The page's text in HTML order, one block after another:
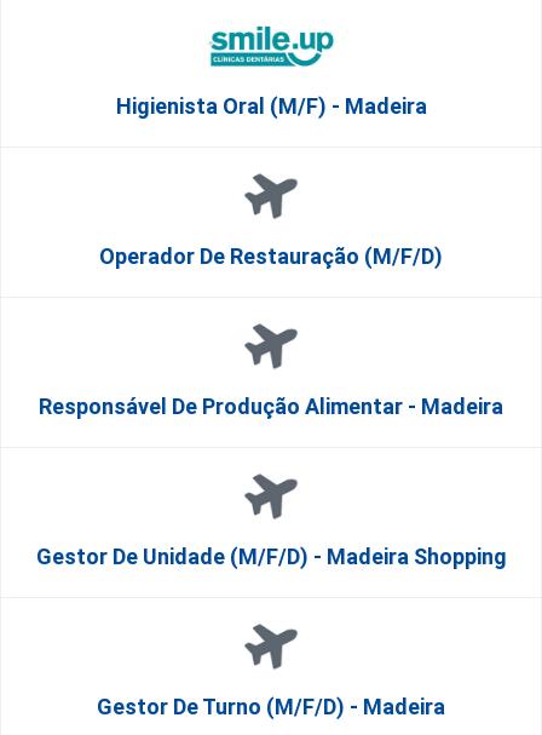
Higienista Oral (M/F) - Madeira
Operador De Restauração (m/f/d)
Responsável De Produção Alimentar - Madeira
Gestor De Unidade (m/f/d) - Madeira Shopping
Gestor De Turno (m/f/d) - Madeira